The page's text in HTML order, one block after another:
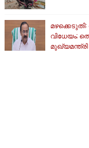
വിധേയം;
മുഖ്യമന്ത്രി